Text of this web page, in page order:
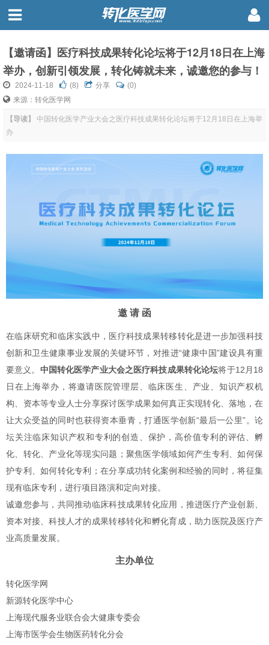
【邀请函】医疗科技成果转化论坛将于12月18日在上海
举办，创新引领发展，转化铸就未来，诚邀您的参与！
2024-11-18 (8) 分享
(0)
来源：转化医学网
【导读】
中国转化医学产业大会之医疗科技成果转化论坛将于12月18日在上海举
办
邀 请 函
在临床研究和临床实践中，医疗科技成果转移转化是进一步加强科技
创新和卫生健康事业发展的关键环节，对推进“健康中国”建设具有重
要意义。 中国转化医学产业大会之医疗科技成果转化论坛将于12月18
日在上海举办，将邀请医院管理层、临床医生、产业、知识产权机
构、资本等专业人士分享探讨医学成果如何真正实现转化、落地，在
让大众受益的同时也获得资本垂青，打通医学创新“最后一公里”。论
坛关注临床知识产权和专利的创造、保护，高价值专利的评估、孵
化、转化、产业化等现实问题；聚焦医学领域如何产生专利、如何保
护专利、如何转化专利；在分享成功转化案例和经验的同时，将征集
现有临床专利，进行项目路演和定向对接。
诚邀您参与，共同推动临床科技成果转化应用，推进医疗产业创新、
资本对接、科技人才的成果转移转化和孵化育成，助力医院及医疗产
业高质量发展。
主办单位
转化医学网
新源转化医学中心
上海现代服务业联合会大健康专委会
上海市医学会生物医药转化分会